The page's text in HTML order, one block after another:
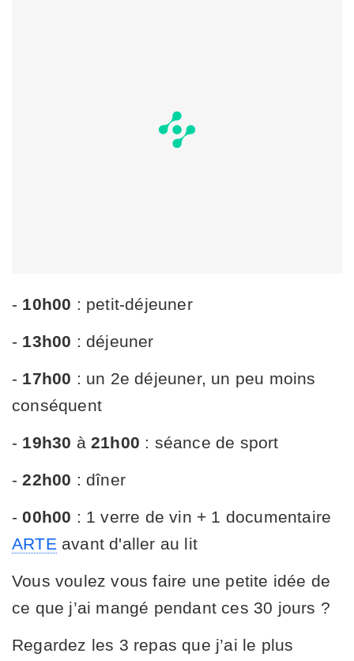
- 10h00 : petit-déjeuner
- 13h00 : déjeuner
- 17h00 : un 2e déjeuner, un peu moins
conséquent
- 19h30 à21h00 : séance de sport
-22h00 : dîner
-00h00 : 1 verre de vin + 1 documentaire
ARTE avant d'aller au lit
Vous voulez vous faire une petite idée de
ce que j’ai mangé pendant ces 30 jours ?
Regardez les 3 repas que j’ai le plus